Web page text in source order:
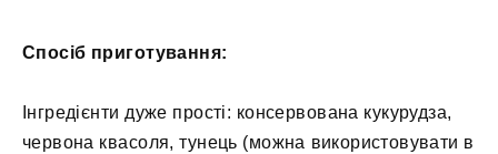
Спосіб приготування:
Інгредієнти дуже прості: консервована кукурудза,
червона квасоля, тунець (можна використовувати в